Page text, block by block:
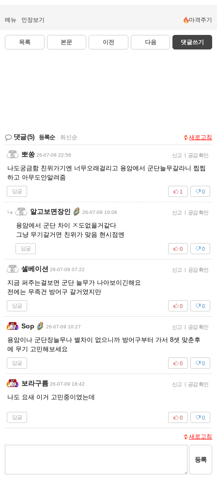
메뉴 인장보기 마격주기
목록 본문 이전 다음 댓글쓰기
댓글(5) 등록순 최신순 새로고침
뽀쏭 26-07-08 22:56 신고 | 공감 확인
나도궁금함 친위가기엔 너무오래걸리고 용암에서 군단늘무갈라니 찝찝
하고 아무도안알려줌
답글 0
1
알고보면장인 26-07-09 10:06 신고 | 공감 확인
용암에서 군단 차이 ㅈ도없을거같다
그냥 무기갈거면 친위가 맞음 현시점엔
답글 0
0
셀베이션 26-07-09 07:22 신고 | 공감 확인
지금 퍼주는걸보면 군단 늘무가 나아보이긴해요
전에는 무족건 방어구 갈거였지만
답글 0
0
Sop 26-07-09 10:27 신고 | 공감 확인
용암이나 군단장늘무나 별차이 없으니까 방어구부터 가서 8셋 맞춘후
에 무기 고민해보세요
답글 0
0
보라구름 26-07-09 18:42 신고 | 공감 확인
나도 요새 이거 고민중이였는데
답글 0
0
새로고침
등록